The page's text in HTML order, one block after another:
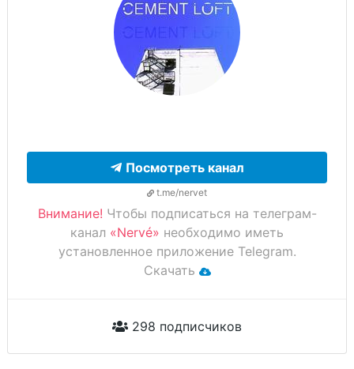
Посмотреть канал
t.me/nervet
Внимание! Чтобы подписаться на телеграм-
канал «Nervé» необходимо иметь
установленное приложение Telegram.
Скачать
298 подписчиков